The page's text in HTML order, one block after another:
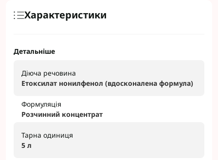
Характеристики
Детальніше
Діюча речовина
Етоксилат нонилфенол (вдосконалена формула)
Формуляція
Розчинний концентрат
Тарна одиниця
5 л